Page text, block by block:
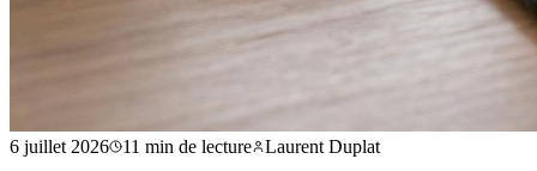
6 juillet 2026 11 min de lecture Laurent Duplat